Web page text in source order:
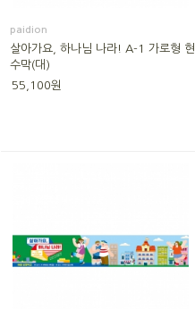
paidion
살아가요, 하나님 나라! A-1 가로형 현
수막(대)
55,100원